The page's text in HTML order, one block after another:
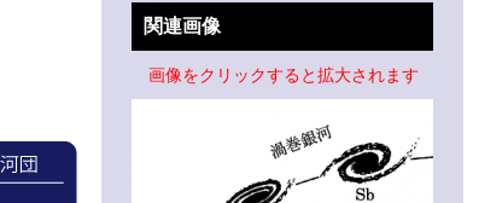
関連画像
画像をクリックすると拡大されます